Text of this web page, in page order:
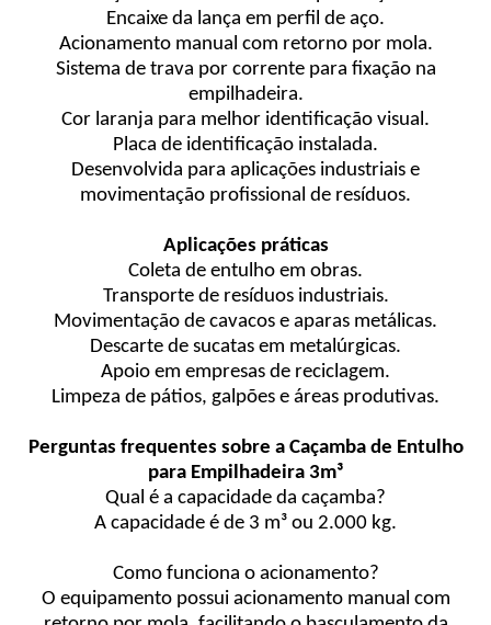
Encaixe da lança em perfil de aço.
Acionamento manual com retorno por mola.
Sistema de trava por corrente para fixação na
empilhadeira.
Cor laranja para melhor identificação visual.
Placa de identificação instalada.
Desenvolvida para aplicações industriais e
movimentação profissional de resíduos.
Aplicações práticas
Coleta de entulho em obras.
Transporte de resíduos industriais.
Movimentação de cavacos e aparas metálicas.
Descarte de sucatas em metalúrgicas.
Apoio em empresas de reciclagem.
Limpeza de pátios, galpões e áreas produtivas.
Perguntas frequentes sobre a Caçamba de Entulho
para Empilhadeira 3m³
Qual é a capacidade da caçamba?
A capacidade é de 3 m³ ou 2.000 kg.
Como funciona o acionamento?
O equipamento possui acionamento manual com